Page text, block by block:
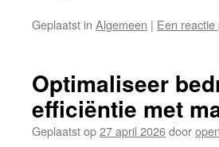
Geplaatst in Algemeen | Een reactie
Optimaliseer
efficiëntie met
Geplaatst op27 april 2026door